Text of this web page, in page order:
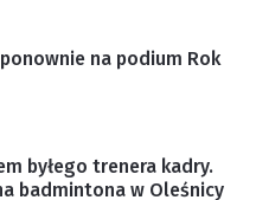
na podium Rok
byłego trenera kadry.
badmintona w Oleśnicy